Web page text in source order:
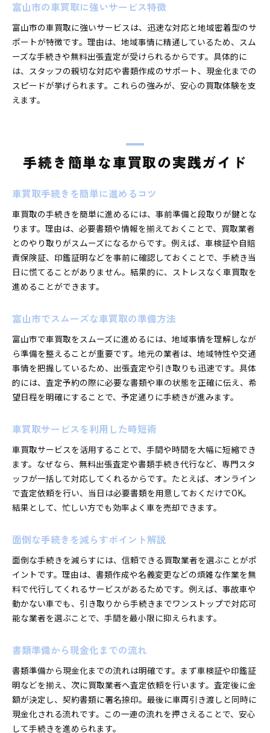
富山市の車買取に強いサービス特徴
富山市の車買取に強いサービスは、迅速な対応と地域密着型のサ
ポートが特徴です。理由は、地域事情に精通しているため、スム
ーズな手続きや無料出張査定が受けられるからです。具体的に
は、スタッフの親切な対応や書類作成のサポート、現金化までの
スピードが挙げられます。これらの強みが、安心の買取体験を支
えます。
手続き簡単な車買取の実践ガイド
車買取手続きを簡単に進めるコツ
車買取の手続きを簡単に進めるには、事前準備と段取りが鍵とな
ります。理由は、必要書類や情報を揃えておくことで、買取業者
とのやり取りがスムーズになるからです。例えば、車検証や自賠
責保険証、印鑑証明などを事前に確認しておくことで、手続き当
日に慌てることがありません。結果的に、ストレスなく車買取を
進めることができます。
富山市でスムーズな車買取の準備方法
富山市で車買取をスムーズに進めるには、地域事情を理解しなが
ら準備を整えることが重要です。地元の業者は、地域特性や交通
事情を把握しているため、出張査定や引き取りも迅速です。具体
的には、査定予約の際に必要な書類や車の状態を正確に伝え、希
望日程を明確にすることで、予定通りに手続きが進みます。
車買取サービスを利用した時短術
車買取サービスを活用することで、手間や時間を大幅に短縮でき
ます。なぜなら、無料出張査定や書類手続き代行など、専門スタ
ッフが一括して対応してくれるからです。たとえば、オンライン
で査定依頼を行い、当日は必要書類を用意しておくだけでOK。
結果として、忙しい方でも効率よく車を売却できます。
面倒な手続きを減らすポイント解説
面倒な手続きを減らすには、信頼できる買取業者を選ぶことがポ
イントです。理由は、書類作成や名義変更などの煩雑な作業を無
料で代行してくれるサービスがあるためです。例えば、事故車や
動かない車でも、引き取りから手続きまでワンストップで対応可
能な業者を選ぶことで、手間を最小限に抑えられます。
書類準備から現金化までの流れ
書類準備から現金化までの流れは明確です。まず車検証や印鑑証
明などを揃え、次に買取業者へ査定依頼を行います。査定後に金
額が決定し、契約書類に署名捺印。最後に車両引き渡しと同時に
現金化される流れです。この一連の流れを押さえることで、安心
して手続きを進められます。